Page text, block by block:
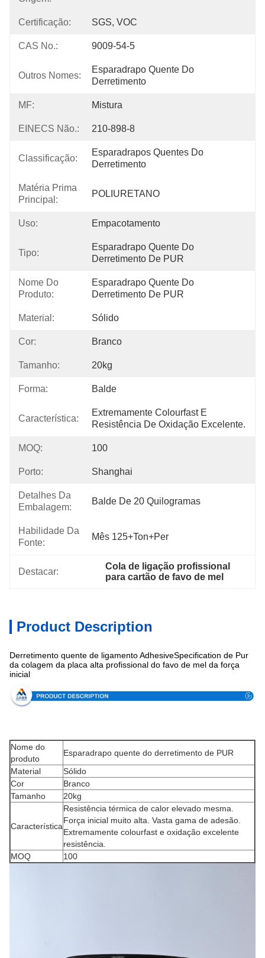
Certificação: SGS, VOC
CAS No.: 9009-54-5
Outros Nomes:
Esparadrapo Quente Do
Derretimento
MF: Mistura
EINECS Não.: 210-898-8
Classificação:
Esparadrapos Quentes Do
Derretimento
Matéria Prima
Principal:
POLIURETANO
Uso: Empacotamento
Tipo:
Esparadrapo Quente Do
Derretimento De PUR
Nome Do
Produto:
Esparadrapo Quente Do
Derretimento De PUR
Material: Sólido
Cor: Branco
Tamanho: 20kg
Forma: Balde
Característica:
Extremamente Colourfast E
Resistência De Oxidação Excelente.
MOQ: 100
Porto: Shanghai
Detalhes Da
Embalagem:
Balde De 20 Quilogramas
Habilidade Da
Fonte:
Mês 125+Ton+per
Destacar:
Cola de ligação profissional
para cartão de favo de mel
Product Description
Derretimento quente de ligamento AdhesiveSpecification de Pur
da colagem da placa alta profissional do favo de mel da força
inicial
Nome do
produto
Esparadrapo quente do derretimento de PUR
Material
Sólido
Cor
Branco
Tamanho
20kg
Característica
Resistência térmica de calor elevado mesma.
Força inicial muito alta. Vasta gama de adesão.
Extremamente colourfast e oxidação excelente
resistência.
MOQ
100